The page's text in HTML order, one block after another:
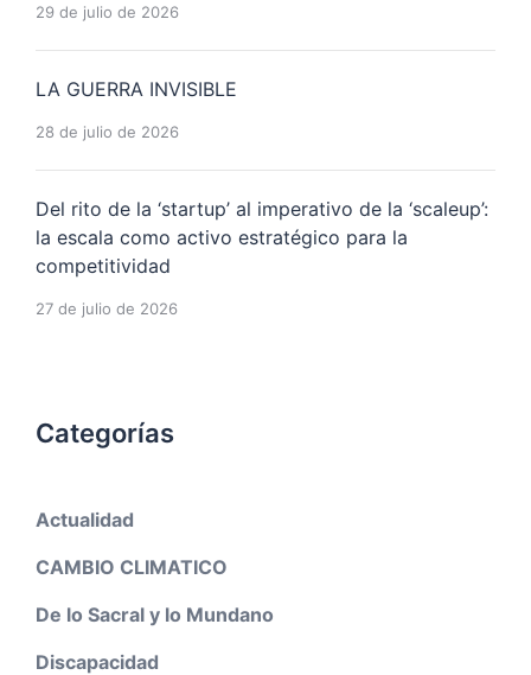
29 de julio de 2026
LA GUERRA INVISIBLE
28 de julio de 2026
Del rito de la ‘startup’ al imperativo de la ‘scaleup’:
la escala como activo estratégico para la
competitividad
27 de julio de 2026
Categorías
Actualidad
CAMBIO CLIMATICO
De lo Sacral y lo Mundano
Discapacidad